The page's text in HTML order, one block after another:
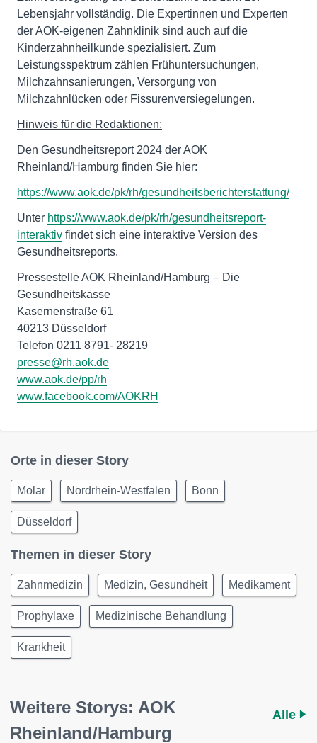
Lebensjahr vollständig. Die Expertinnen und Experten
der AOK-eigenen Zahnklinik sind auch auf die
Kinderzahnheilkunde spezialisiert. Zum
Leistungsspektrum zählen Frühuntersuchungen,
Milchzahnsanierungen, Versorgung von
Milchzahnlücken oder Fissurenversiegelungen.
Hinweis für die Redaktionen:
Den Gesundheitsreport 2024 der AOK
Rheinland/Hamburg finden Sie hier:
https://www.aok.de/pk/rh/gesundheitsberichterstattung/
Unter https://www.aok.de/pk/rh/gesundheitsreport-
interaktiv findet sich eine interaktive Version des
Gesundheitsreports.
Pressestelle AOK Rheinland/Hamburg – Die
Gesundheitskasse
Kasernenstraße 61
40213 Düsseldorf
presse@rh.aok.de
www.aok.de/pp/rh
www.facebook.com/AOKRH
Orte in dieser Story
Molar Nordrhein-Westfalen Bonn
Düsseldorf
Themen in dieser Story
Zahnmedizin Medizin, Gesundheit Medikament
Prophylaxe Medizinische Behandlung
Krankheit
Weitere Storys: AOK
Rheinland/Hamburg
Alle